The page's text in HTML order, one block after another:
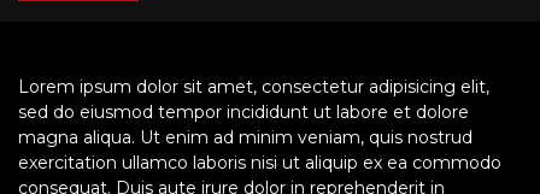
Lorem ipsum dolor sit amet, consectetur adipisicing elit,
sed do eiusmod tempor incididunt ut labore et dolore
magna aliqua. Ut enim ad minim veniam, quis nostrud
exercitation ullamco laboris nisi ut aliquip ex ea commodo
consequat. Duis aute irure dolor in reprehenderit in